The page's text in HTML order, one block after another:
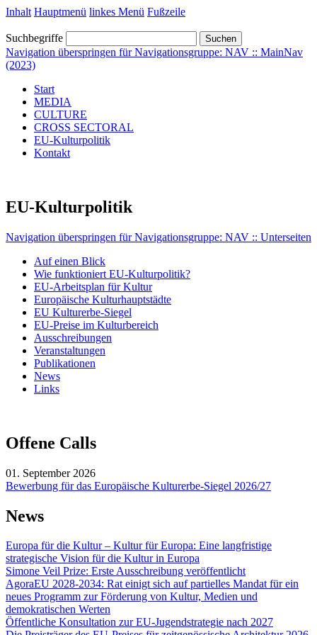
Inhalt Hauptmenü linkes Menü Fußzeile
Suchbegriffe Suchen
Navigation überspringen für Navigationsgruppe: NAV :: MainNav
(2023)
Start
MEDIA
CULTURE
CROSS SECTORAL
EU-Kulturpolitik
Kontakt
EU-Kulturpolitik
Navigation überspringen für Navigationsgruppe: NAV :: Unterseiten
Auf einen Blick
Wie funktioniert EU-Kulturpolitik?
EU-Arbeitsplan für Kultur
Europäische Kulturhauptstädte
EU Kulturerbe-Siegel
EU-Preise im Kulturbereich
Ausschreibungen
Veranstaltungen
Publikationen
News
Links
Offene Calls
01. September 2026
Bewerbung für das Europäische Kulturerbe-Siegel 2026/27
News
Europa für die Kultur – Kultur für Europa: Eine langfristige
strategische Vision für die Kultur in Europa
Simone Veil Prize: Erste Ausschreibung veröffentlicht
AgoraEU 2028-2034: Rat einigt sich auf partielles Mandat für ein
neues Programm zur Förderung von Kultur, Medien und
demokratischen Werten
Öffentliche Konsultation zur EU-Jugendstrategie nach 2027